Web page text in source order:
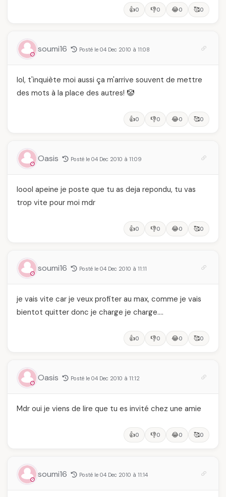
👍0 👎0 😂0 🥰0
soumi16 Posté le 04 Dec 2010 à 11:08
lol, t'inquiète moi aussi ça m'arrive souvent de mettre
des mots à la place des autres! 🤡
👍0 👎0 😂0 🥰0
Oasis Posté le 04 Dec 2010 à 11:09
loool apeine je poste que tu as deja repondu, tu vas
trop vite pour moi mdr
👍0 👎0 😂0 🥰0
soumi16 Posté le 04 Dec 2010 à 11:11
je vais vite car je veux profiter au max, comme je vais
bientot quitter donc je charge je charge….
👍0 👎0 😂0 🥰0
Oasis Posté le 04 Dec 2010 à 11:12
Mdr oui je viens de lire que tu es invité chez une amie
👍0 👎0 😂0 🥰0
soumi16 Posté le 04 Dec 2010 à 11:14